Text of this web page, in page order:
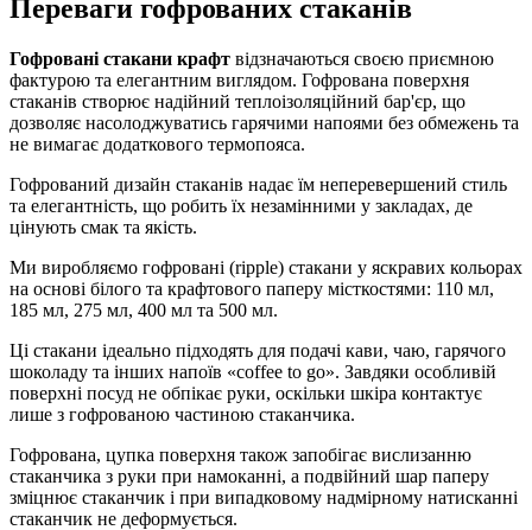
Переваги гофрованих стаканів
Гофровані стакани крафт відзначаються своєю приємною
фактурою та елегантним виглядом. Гофрована поверхня
стаканів створює надійний теплоізоляційний бар'єр, що
дозволяє насолоджуватись гарячими напоями без обмежень та
не вимагає додаткового термопояса.
Гофрований дизайн стаканів надає їм неперевершений стиль
та елегантність, що робить їх незамінними у закладах, де
цінують смак та якість.
Ми виробляємо гофровані (ripple) стакани у яскравих кольорах
на основі білого та крафтового паперу місткостями: 110 мл,
185 мл, 275 мл, 400 мл та 500 мл.
Ці стакани ідеально підходять для подачі кави, чаю, гарячого
шоколаду та інших напоїв «coffee to go». Завдяки особливій
поверхні посуд не обпікає руки, оскільки шкіра контактує
лише з гофрованою частиною стаканчика.
Гофрована, цупка поверхня також запобігає вислизанню
стаканчика з руки при намоканні, а подвійний шар паперу
зміцнює стаканчик і при випадковому надмірному натисканні
стаканчик не деформується.